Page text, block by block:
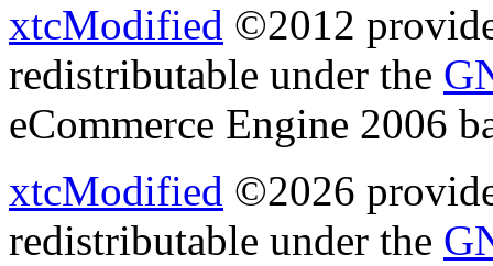
xtcModified ©2012
redistributable under the
eCommerce Engine 2006
xtcModified ©2026
redistributable under the